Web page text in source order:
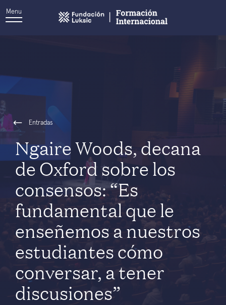
Menu
Entradas
Ngaire Woods, decana
de Oxford sobre los
consensos: “Es
fundamental que le
enseñemos a nuestros
estudiantes cómo
conversar, a tener
discusiones”